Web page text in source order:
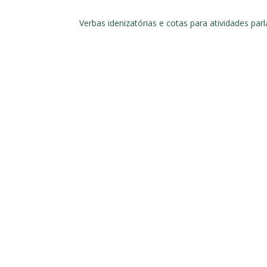
Verbas idenizatórias e cotas para atividades